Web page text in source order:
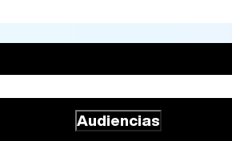
Audiencias